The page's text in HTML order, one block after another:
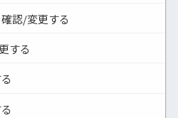
認/変更する
する